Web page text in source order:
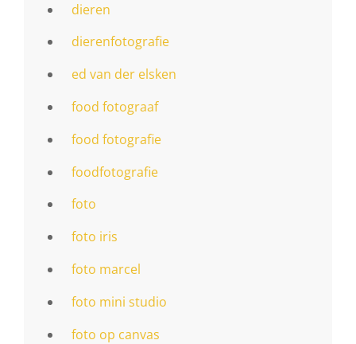
dieren
dierenfotografie
ed van der elsken
food fotograaf
food fotografie
foodfotografie
foto
foto iris
foto marcel
foto mini studio
foto op canvas